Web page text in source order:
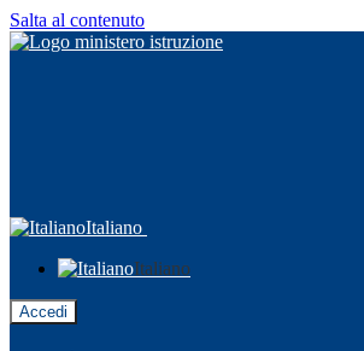
Salta al contenuto
Italiano
Italiano
Accedi